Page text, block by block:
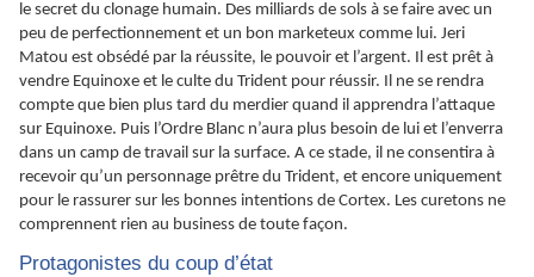
le secret du clonage humain. Des milliards de sols à se faire avec un
peu de perfectionnement et un bon marketeux comme lui. Jeri
Matou est obsédé par la réussite, le pouvoir et l’argent. Il est prêt à
vendre Equinoxe et le culte du Trident pour réussir. Il ne se rendra
compte que bien plus tard du merdier quand il apprendra l’attaque
sur Equinoxe. Puis l’Ordre Blanc n’aura plus besoin de lui et l’enverra
dans un camp de travail sur la surface. A ce stade, il ne consentira à
recevoir qu’un personnage prêtre du Trident, et encore uniquement
pour le rassurer sur les bonnes intentions de Cortex. Les curetons ne
comprennent rien au business de toute façon.
Protagonistes du coup d’état